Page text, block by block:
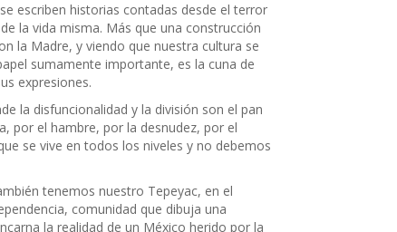
escriben historias contadas desde el terror
la vida misma. Más que una construcción
la Madre, y viendo que nuestra cultura se
sumamente importante, es la cuna de
expresiones.
la disfuncionalidad y la división son el pan
por el hambre, por la desnudez, por el
se vive en todos los niveles y no debemos
tenemos nuestro Tepeyac, en el
comunidad que dibuja una
la realidad de un México herido por la